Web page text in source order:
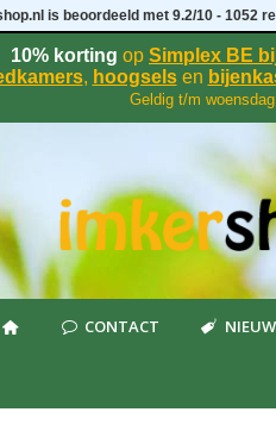
is beoordeeld met 9.2/10 - 1052
10% korting op Simplex BE
, hoogselsen
Geldig t/m
CONTACT